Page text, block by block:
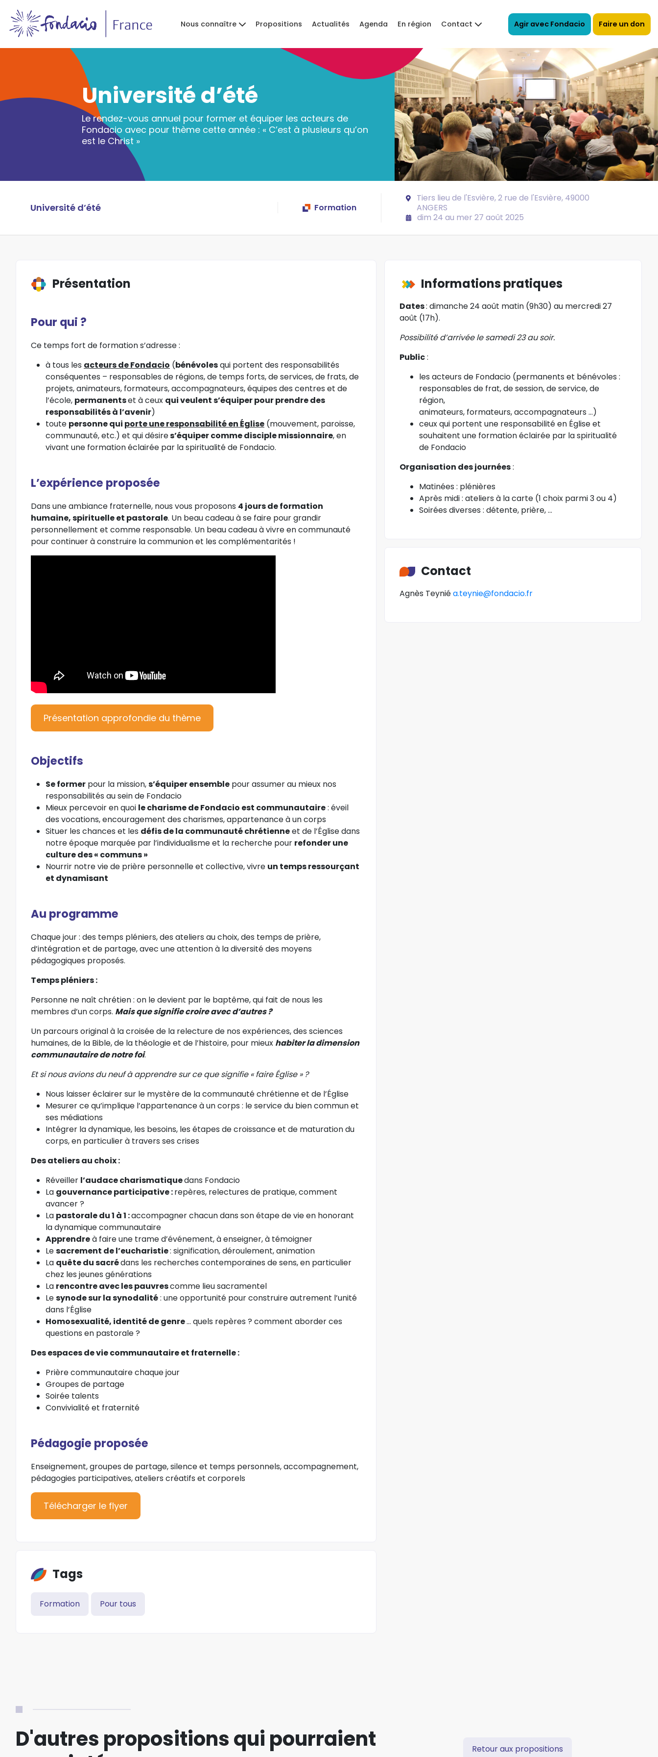
Nous connaître Propositions Actualités Agenda En région Contact Agir avec Fondacio Faire un don
Université d’été
Le rendez-vous annuel pour former et équiper les acteurs de
Fondacio avec pour thème cette année : « C’est à plusieurs qu’on
est le Christ »
Université d’été Formation
Tiers lieu de l'Esvière, 2 rue de l'Esvière, 49000
ANGERS
dim 24 au mer 27 août 2025
Présentation
Pour qui ?
Ce temps fort de formation s’adresse :
à tous les acteurs de Fondacio (bénévolesqui portent des responsabilités
conséquentes – responsables de régions, de temps forts, de services, de frats, de
projets, animateurs, formateurs, accompagnateurs, équipes des centres et de
l’école, permanentset à ceux qui veulent s’équiper pour prendre des
responsabilités à l’avenir)
toute personne qui porte une responsabilité en Église (mouvement, paroisse,
communauté, etc.) et qui désires’équiper comme disciple missionnaire, en
vivant une formation éclairée par la spiritualité de Fondacio.
L’expérience proposée
Dans une ambiance fraternelle, nous vous proposons 4 jours de formation
humaine, spirituelle et pastorale. Un beau cadeau à se faire pour grandir
personnellement et comme responsable. Un beau cadeau à vivre en communauté
pour continuer à construire la communion et les complémentarités !
Présentation approfondie du thème
Objectifs
Se former pour la mission,s’équiper ensemble pour assumer au mieux nos
responsabilités au sein de Fondacio
Mieux percevoir en quoi le charisme de Fondacio est communautaire: éveil
des vocations, encouragement des charismes, appartenance à un corps
Situer les chances et les défis de la communauté chrétienneet de l’Église dans
notre époque marquée par l’individualisme et la recherche pour refonder une
culture des « communs »
Nourrir notre vie de prière personnelle et collective, vivre un temps ressourçant
et dynamisant
Au programme
Chaque jour : des temps pléniers, des ateliers au choix, des temps de prière,
d’intégration et de partage, avec une attention à la diversité des moyens
pédagogiques proposés.
Temps pléniers :
Personne ne naît chrétien : on le devient par le baptême, qui fait de nous les
membres d’un corps. Mais que signifie croire avec d’autres ?
Un parcours original à la croisée de la relecture de nos expériences, des sciences
humaines, de la Bible, de la théologie et de l’histoire, pour mieux habiter la dimension
communautaire de notre foi.
Et si nous avions du neuf à apprendre sur ce que signifie « faireÉglise » ?
Nous laisser éclairer sur le mystère de la communauté chrétienne et de l’Église
Mesurer ce qu’implique l’appartenance à un corps : le service du bien commun et
ses médiations
Intégrer la dynamique, les besoins, les étapes de croissance et de maturation du
corps, en particulier à travers ses crises
Des ateliers au choix :
Réveiller l’audace charismatiquedans Fondacio
La gouvernance participative :repères, relectures de pratique, comment
avancer ?
La pastorale du 1 à 1 :accompagner chacun dans son étape de vie en honorant
la dynamique communautaire
Apprendreà faire une trame d’événement, à enseigner, à témoigner
Lesacrement de l’eucharistie: signification, déroulement, animation
La quête du sacrédans les recherches contemporaines de sens, en particulier
chez les jeunes générations
La rencontre avec les pauvrescomme lieu sacramentel
Lesynode sur lasynodalité: une opportunité pour construire autrement l’unité
dans l’Église
Homosexualité, identité de genre… quels repères ? comment aborder ces
questions en pastorale ?
Des espaces de vie communautaire et fraternelle :
Prière communautaire chaque jour
Groupes de partage
Soirée talents
Convivialité et fraternité
Pédagogie proposée
Enseignement, groupes de partage, silence et temps personnels, accompagnement,
pédagogies participatives, ateliers créatifs et corporels
Télécharger le flyer
Tags
Formation Pour tous
Informations pratiques
Dates: dimanche 24 août matin (9h30) au mercredi 27
août (17h).
Possibilité d’arrivée le samedi 23 au soir.
Public:
les acteurs de Fondacio (permanents et bénévoles :
responsables de frat, de session, de service, de
région,
animateurs, formateurs, accompagnateurs …)
ceux qui portent une responsabilité en Église et
souhaitent une formation éclairée par la spiritualité
de Fondacio
Organisation des journées:
Matinées : plénières
Après midi : ateliers à la carte (1 choix parmi 3 ou 4)
Soirées diverses : détente, prière, …
Contact
Agnès Teyniéa.teynie@fondacio.fr
D'autres propositions qui pourraient
Retour aux propositions